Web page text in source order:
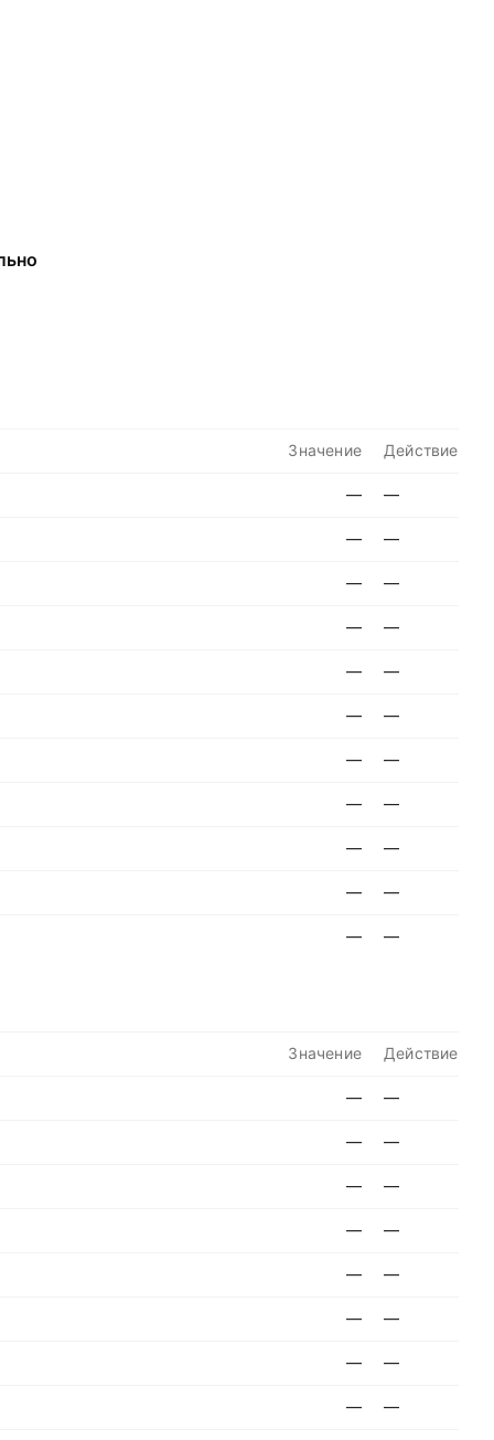
Значение Действие
— —
— —
— —
— —
— —
— —
— —
— —
— —
— —
— —
Значение Действие
— —
— —
— —
— —
— —
— —
— —
— —